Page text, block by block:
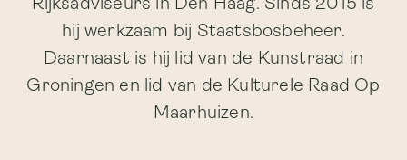
Rijksadviseurs in Den Haag. Sinds 2015 is
hij werkzaam bij Staatsbosbeheer.
Daarnaast is hij lid van de Kunstraad in
Groningen en lid van de Kulturele Raad Op
Maarhuizen.